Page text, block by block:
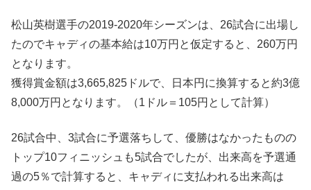
松山英樹選手の2019-2020年シーズンは、26試合に出場し
たのでキャディの基本給は10万円と仮定すると、260万円
となります。
獲得賞金額は3,665,825ドルで、日本円に換算すると約3億
8,000万円となります。（1ドル＝105円として計算）
26試合中、3試合に予選落ちして、優勝はなかったものの
トップ10フィニッシュも5試合でしたが、出来高を予選通
過の5％で計算すると、キャディに支払われる出来高は